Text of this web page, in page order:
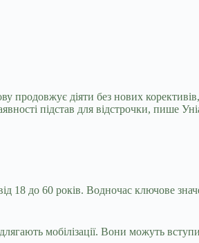
продовжує діяти без нових
підстав для відстрочки, пише
18 до 60 років. Водночас ключове
мобілізації. Вони можуть